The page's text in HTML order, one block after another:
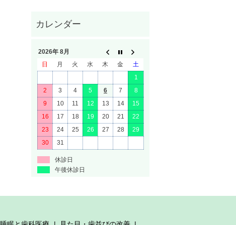
2026年 8月
日
月 火 水 木 金
土
1
2
3 4 5 6 7
8
9
10 11 12 13 14
15
16
17 18 19 20 21
22
23
24 25 26 27 28
29
30
31
休診日
午後休診日